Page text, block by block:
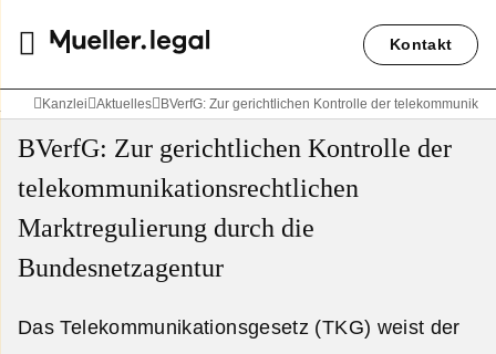
Kontakt
Kanzlei Aktuelles BVerfG: Zur gerichtlichen Kontrolle der
BVerfG: Zur gerichtlichen Kontrolle der
telekommunikationsrechtlichen
Marktregulierung durch die
Bundesnetzagentur
Das Telekommunikationsgesetz (TKG) weist der